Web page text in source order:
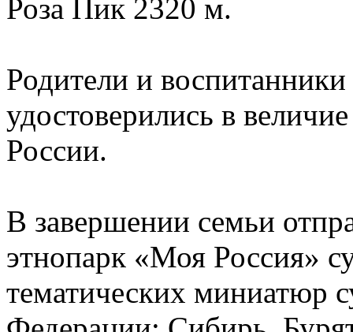
Роза Пик 2320 м.
Родители и
удостоверились в
России.
В завершении семьи
этнопарк «Моя Россия»
тематических миниатюр